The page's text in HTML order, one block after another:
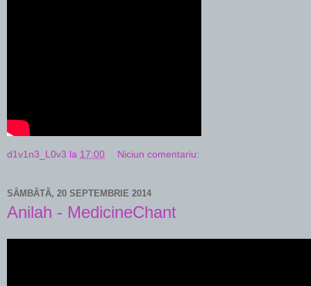
d1v1n3_L0v3 la 17:00 Niciun comentariu:
SÂMBĂTĂ, 20 SEPTEMBRIE 2014
Anilah - MedicineChant